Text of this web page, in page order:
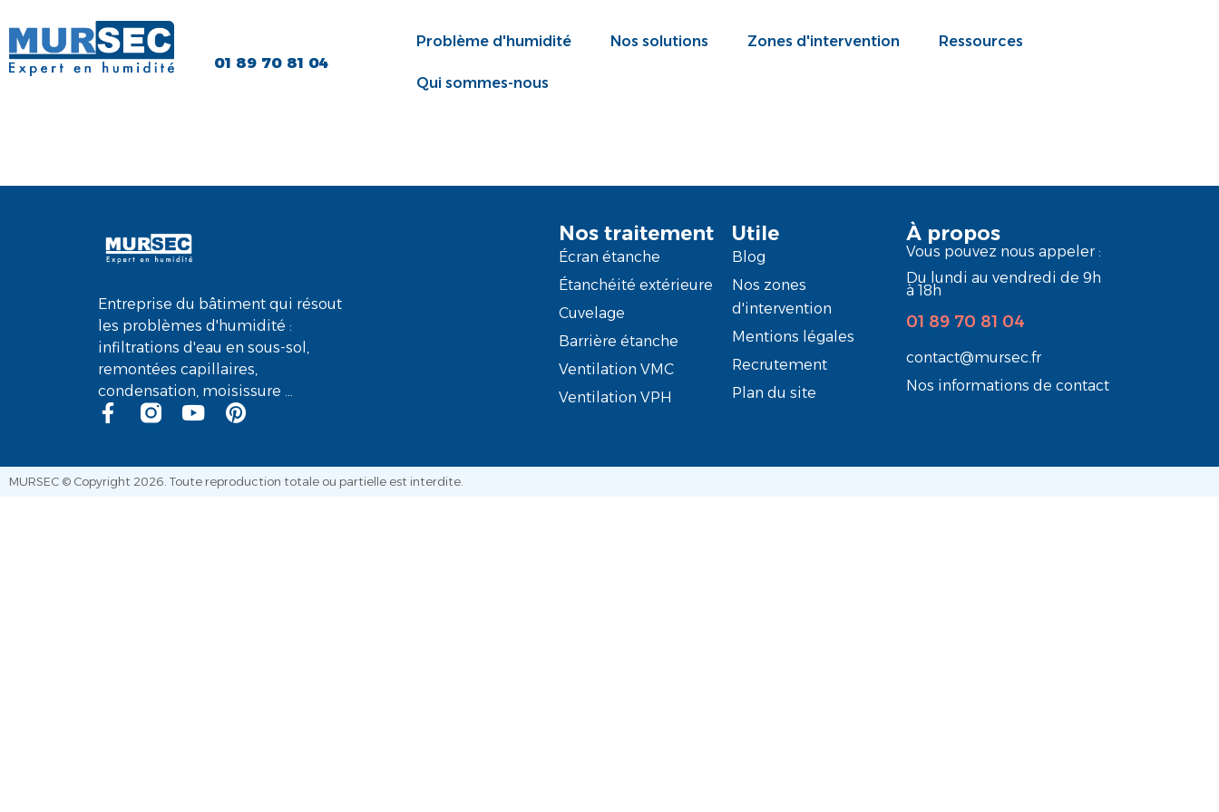
01 89 70 81 04
Problème d'humidité Nos solutions Zones d'intervention Ressources
Qui sommes-nous
Entreprise du bâtiment qui résout
les problèmes d'humidité :
infiltrations d'eau en sous-sol,
remontées capillaires,
condensation, moisissure ...
Nos traitement
Écran étanche
Étanchéité extérieure
Cuvelage
Barrière étanche
Ventilation VMC
Ventilation VPH
Utile
Blog
Nos zones
d'intervention
Mentions légales
Recrutement
Plan du site
À propos
Vous pouvez nous appeler :
Du lundi au vendredi de 9h
à 18h
01 89 70 81 04
contact@mursec.fr
Nos informations de contact
MURSEC © Copyright 2026. Toute reproduction totale ou partielle est interdite.